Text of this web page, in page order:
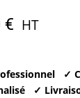
€ HT
✓
✓